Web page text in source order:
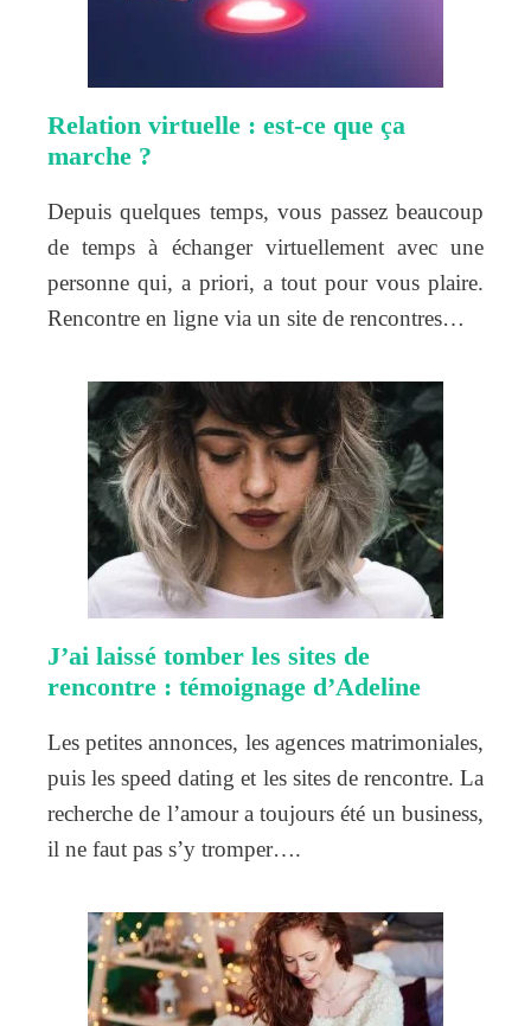
Relation virtuelle : est-ce que ça
marche ?
Depuis quelques temps, vous passez beaucoup
de temps à échanger virtuellement avec une
personne qui, a priori, a tout pour vous plaire.
Rencontre en ligne via un site de rencontres…
J’ai laissé tomber les sites de
rencontre : témoignage d’Adeline
Les petites annonces, les agences matrimoniales,
puis les speed dating et les sites de rencontre. La
recherche de l’amour a toujours été un business,
il ne faut pas s’y tromper….